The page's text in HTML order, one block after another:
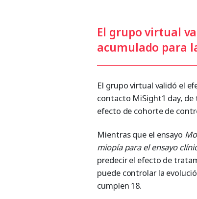
El grupo virtual
acumulado para
El grupo virtual validó el
contacto MiSight1 day, de
efecto de cohorte de
Mientras que el ensayo
miopía para el ensayo
predecir el efecto de
puede controlar la
cumplen 18.